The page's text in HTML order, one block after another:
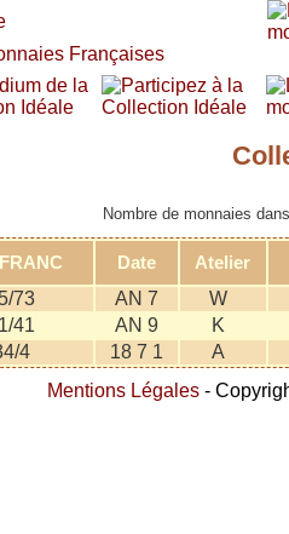
Nombre de monnaies
Date
Atelier
73
AN 7
W
41
AN 9
K
4
18 7 1
A
Mentions Légales -